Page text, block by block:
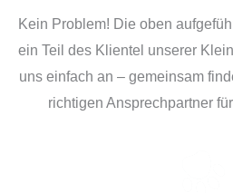
Kein Problem! Die oben
ein Teil des Klientel unserer
uns einfach an – gemeinsam
richtigen Ansprechpartner